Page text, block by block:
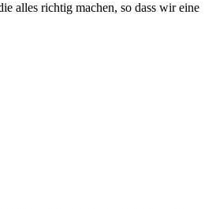
alles richtig machen, so dass wir eine